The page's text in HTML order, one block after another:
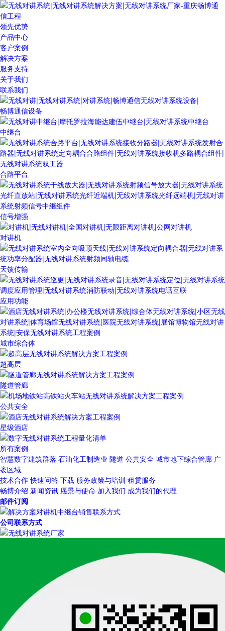
领先优势
产品中心
客户案例
解决方案
服务支持
关于我们
联系我们
畅博通信设备
中继台
合路平台
信号增强
对讲机
天馈传输
应用功能
城市综合体
超高层
隧道管廊
公共安全
星级酒店
所有案例
智慧数字建筑群落 石油化工制造业 隧道 公共安全 城市地下综合管廊 广
袤区域
技术合作 快速问答 下载 服务政策与培训 租赁服务
畅博介绍 新闻资讯 愿景与使命 加入我们 成为我们的代理
邮件订阅
公司联系方式